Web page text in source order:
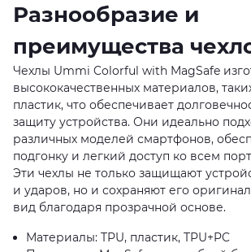
Разнообразие и
преимущества
Чехлы Ummi Colorful with MagSafe
высококачественных материалов,
пластик, что обеспечивает
защиту устройства. Они идеально
различных моделей смартфонов,
подгонку и легкий доступ ко всем
Эти чехлы не только защищают
и ударов, но и сохраняют его
вид благодаря прозрачной основе.
Материалы: TPU, пластик, TPU+PC